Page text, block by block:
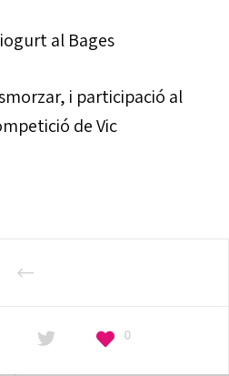
al Bages
i participació al
de Vic
0